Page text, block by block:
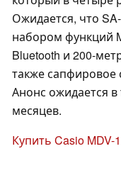
Ожидается, что
набором функций
Bluetooth и 200-
также сапфировое
Анонс ожидается
месяцев.
Купить Casio MDV-